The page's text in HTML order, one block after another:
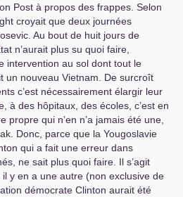
Post à propos des frappes. Selon
croyait que deux journées
Au bout de huit jours de
n’aurait plus su quoi faire,
intervention au sol dont tout le
un nouveau Vietnam. De surcroît
c’est nécessairement élargir leur
à des hôpitaux, des écoles, c’est en
propre qui n’en n’a jamais été une,
Donc, parce que la Yougoslavie
qui a fait une erreur dans
ne sait plus quoi faire. Il s’agit
il y en a une autre (non exclusive de
démocrate Clinton aurait été